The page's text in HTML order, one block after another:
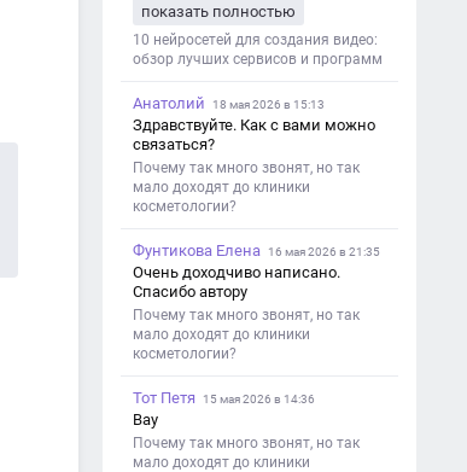
такой обзор именно с акцентом на
ограничения и подпись. Image V2
показать полностью
10 нейросетей для создания видео:
обзор лучших сервисов и программ
Анатолий 18 мая 2026 в 15:13
Здравствуйте. Как с вами можно
связаться?
Почему так много звонят, но так
мало доходят до клиники
косметологии?
Фунтикова Елена 16 мая 2026 в 21:35
Очень доходчиво написано.
Спасибо автору
Почему так много звонят, но так
мало доходят до клиники
косметологии?
Тот Петя 15 мая 2026 в 14:36
Вау
Почему так много звонят, но так
мало доходят до клиники